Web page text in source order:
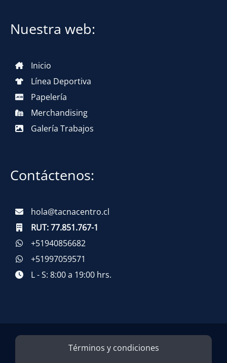
Nuestra web:
Inicio
Línea Deportiva
Papelería
Merchandising
Galería Trabajos
Contáctenos:
hola@tacnacentro.cl
RUT:77.851.767-1
+51940856682
+51997059571
L - S: 8:00 a 19:00 hrs.
Términos y condiciones